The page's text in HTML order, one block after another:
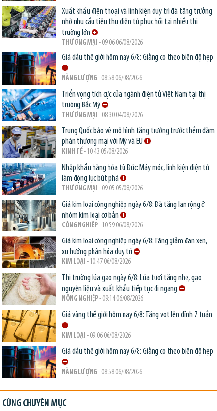
Xuất khẩu điện thoại và linh kiện duy trì đà tăng trưởng
nhờ nhu cầu tiêu thụ điện tử phục hồi tại nhiều thị
trường lớn
THƯƠNG MẠI - 09:06 06/08/2026
Giá dầu thế giới hôm nay 6/8: Giằng co theo biên độ hẹp
NĂNG LƯỢNG - 08:58 06/08/2026
Triển vọng tích cực của ngành điện tử Việt Nam tại thị
trường Bắc Mỹ
THƯƠNG MẠI - 08:30 04/08/2026
Trung Quốc bảo vệ mô hình tăng trưởng trước thềm đàm
phán thương mại với Mỹ và EU
KINH TẾ- 10:43 05/08/2026
Nhập khẩu hàng hóa từ Đức: Máy móc, linh kiện điện tử
làm động lực bứt phá
THƯƠNG MẠI - 09:05 05/08/2026
Giá kim loại công nghiệp ngày 6/8: Đà tăng lan rộng ở
nhóm kim loại cơ bản
CÔNG NGHIỆP- 10:59 06/08/2026
Giá kim loại công nghiệp ngày 6/8: Tăng giảm đan xen,
xu hướng phân hóa duy trì
KIM LOẠI - 10:47 06/08/2026
Thị trường lúa gạo ngày 6/8: Lúa tươi tăng nhẹ, gạo
nguyên liệu và xuất khẩu tiếp tục đi ngang
NÔNG NGHIỆP- 09:14 06/08/2026
Giá vàng thế giới hôm nay 6/8: Tăng vọt lên đỉnh 7 tuần
KIM LOẠI - 09:06 06/08/2026
Giá dầu thế giới hôm nay 6/8: Giằng co theo biên độ hẹp
NĂNG LƯỢNG - 08:58 06/08/2026
CÙNG CHUYÊN MỤC